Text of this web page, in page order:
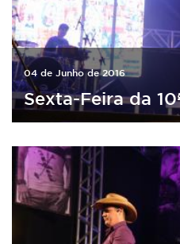
04 de Junho de 2016
Sexta-Feira da